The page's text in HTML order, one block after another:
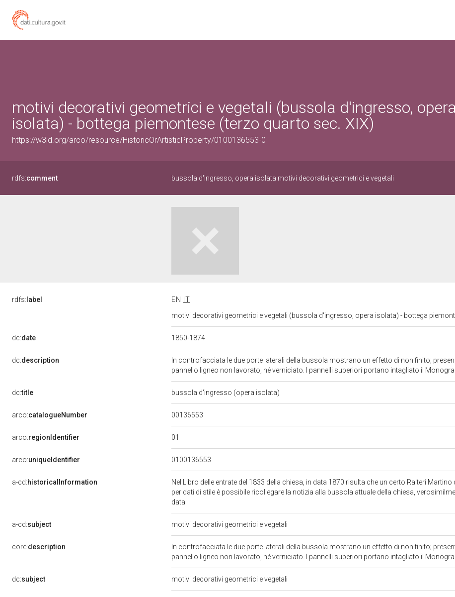
motivi decorativi geometrici e vegetali (bussola d'ingresso, opera
isolata) - bottega piemontese (terzo quarto sec. XIX)
https://w3id.org/arco/resource/HistoricOrArtisticProperty/0100136553-0
rdfs:comment bussola d'ingresso, opera isolata motivi decorativi geometrici e vegetali
rdfs: label EN
IT
motivi decorativi geometrici e vegetali (bussola d'ingresso, opera isolata) - bottega
dc:date 1850-1874
dc:description
In controfacciata le due porte laterali della bussola mostrano un effetto di non finito;
pannello ligneo non lavorato, né verniciato. I pannelli superiori portano intagliato il
dc:title bussola d'ingresso (opera isolata)
arco:catalogueNumber 00136553
arco:regionIdentifier 01
arco:uniqueIdentifier 0100136553
a-cd:historicalInformation
Nel Libro delle entrate del 1833 della chiesa, in data 1870 risulta che un certo Raiteri
per dati di stile è possibile ricollegare la notizia alla bussola attuale della chiesa,
data
a-cd:subject motivi decorativi geometrici e vegetali
core:description
In controfacciata le due porte laterali della bussola mostrano un effetto di non finito;
pannello ligneo non lavorato, né verniciato. I pannelli superiori portano intagliato il
dc:subject motivi decorativi geometrici e vegetali